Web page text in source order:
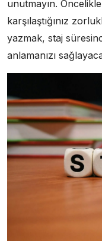
unutmayın.
karşılaştığınız
yazmak, staj
anlamanızı